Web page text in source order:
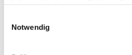
Notwendig